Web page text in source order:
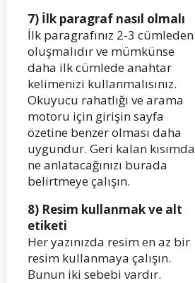
7) İlk paragraf nasıl olmalı
İlk paragrafınız 2-3 cümleden
oluşmalıdır ve mümkünse
daha ilk cümlede anahtar
kelimenizi kullanmalısınız.
Okuyucu rahatlığı ve arama
motoru için girişin sayfa
özetine benzer olması daha
uygundur. Geri kalan kısımda
ne anlatacağınızı burada
belirtmeye çalışın.
8) Resim kullanmak ve alt
etiketi
Her yazınızda resim en az bir
resim kullanmaya çalışın.
Bunun iki sebebi vardır.